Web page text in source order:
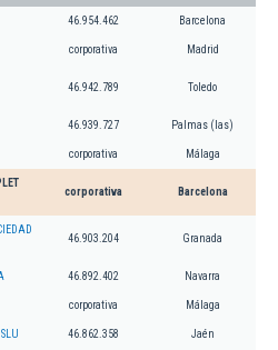
46.954.462 Barcelona
corporativa Madrid
46.942.789 Toledo
46.939.727 Palmas (las)
corporativa Málaga
corporativa Barcelona
46.903.204 Granada
46.892.402 Navarra
corporativa Málaga
46.862.358 Jaén